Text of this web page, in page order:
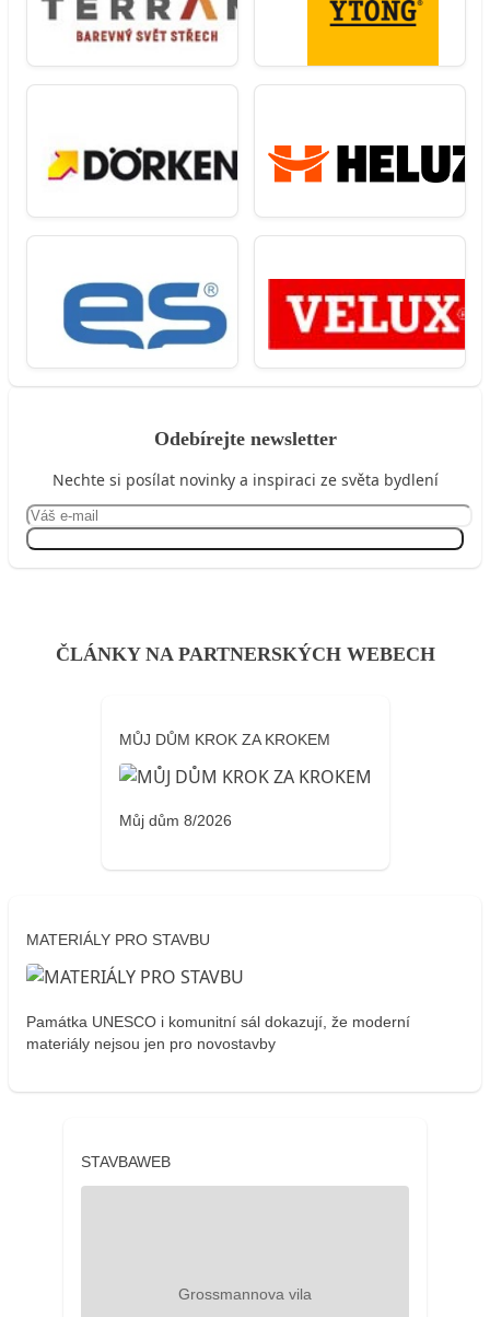
Odebírejte newsletter
Nechte si posílat novinky a inspiraci ze světa bydlení
ČLÁNKY NA PARTNERSKÝCH WEBECH
MŮJ DŮM KROK ZA KROKEM
Můj dům 8/2026
MATERIÁLY PRO STAVBU
Památka UNESCO i komunitní sál dokazují, že moderní
materiály nejsou jen pro novostavby
STAVBAWEB